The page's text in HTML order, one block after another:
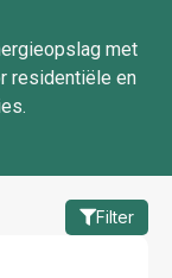
met
residentiële en
Filter